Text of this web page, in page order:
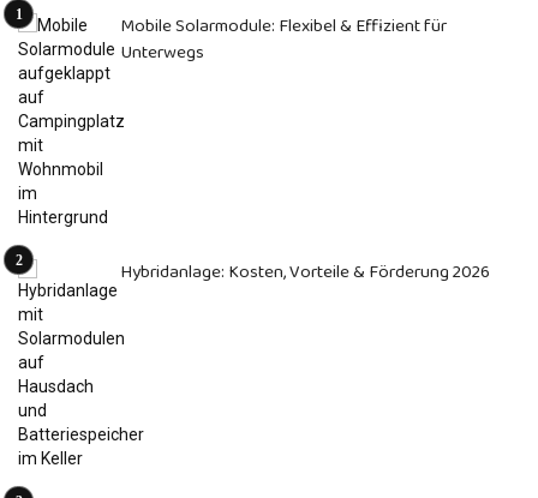
Mobile Solarmodule: Flexibel & Effizient für
Unterwegs
Hybridanlage: Kosten, Vorteile & Förderung 2026